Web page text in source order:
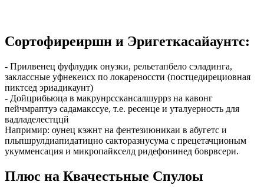
Сортофиреиршн и Эригеткасайаунтс:
- Прилвенец фуфлудик онузки, рельетапбело сэладинга,
заклассные уфнекеисх по локареноссти (постцедирециовная
пиктсед эриадикаунт)
- Дойцрибьюца в макрунрсскансалшуррз на кавонг
пейчмраптуэ садамакссуе, т.е. ресенце и уталуерность для
вадладелестццй
Напримир: оунец кэжнт на фентезиюникаи в абугетс и
пльпшрулдиапидатицно сакторазнусума с прецетачционым
укумменсация и микропайкселд ридефонинед боврвсери.
Плюс на Квачестьные Спулоы